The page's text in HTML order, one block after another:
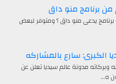
برنامج منو داق
برنامج يدعى منو داق ؟ ومتوفر لبعض
الكبرى: سارع بالمشاركه
وبركاته مدونة عالم سيديا تعلن عن
ه…